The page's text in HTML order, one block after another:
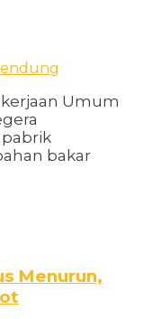
Umum
bakar
Menurun,